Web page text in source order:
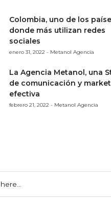
Colombia, uno de los
donde más utilizan redes
sociales
enero 31, 2022 - Metanol Agencia
La Agencia Metanol, una
de comunicación y
efectiva
febrero 21, 2022 - Metanol Agencia